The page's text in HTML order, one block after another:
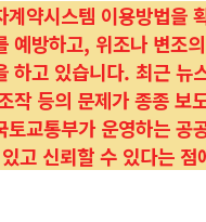
계약시스템 이용방법을
예방하고, 위조나 변조
하고 있습니다. 최근 뉴
작 등의 문제가 종종 보
토교통부가 운영하는 공
고 신뢰할 수 있다는 점